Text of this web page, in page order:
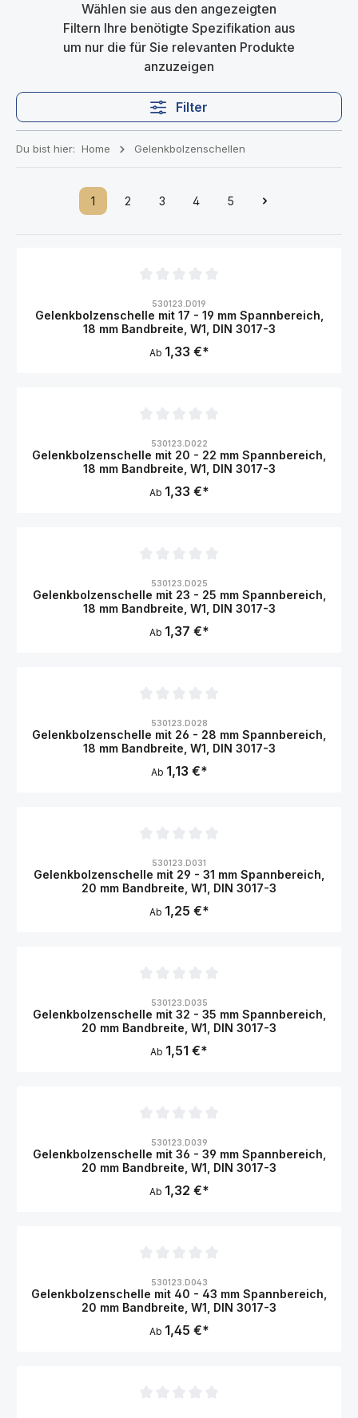
Wählen sie aus den angezeigten
Filtern Ihre benötigte Spezifikation aus
um nur die für Sie relevanten Produkte
anzuzeigen
Filter
Du bist hier: Home Gelenkbolzenschellen
1 2 3 4 5
530123.D019
Gelenkbolzenschelle mit 17 - 19 mm Spannbereich,
18 mm Bandbreite, W1, DIN 3017-3
Ab 1,33 €*
530123.D022
Gelenkbolzenschelle mit 20 - 22 mm Spannbereich,
18 mm Bandbreite, W1, DIN 3017-3
Ab 1,33 €*
530123.D025
Gelenkbolzenschelle mit 23 - 25 mm Spannbereich,
18 mm Bandbreite, W1, DIN 3017-3
Ab 1,37 €*
530123.D028
Gelenkbolzenschelle mit 26 - 28 mm Spannbereich,
18 mm Bandbreite, W1, DIN 3017-3
Ab 1,13 €*
530123.D031
Gelenkbolzenschelle mit 29 - 31 mm Spannbereich,
20 mm Bandbreite, W1, DIN 3017-3
Ab 1,25 €*
530123.D035
Gelenkbolzenschelle mit 32 - 35 mm Spannbereich,
20 mm Bandbreite, W1, DIN 3017-3
Ab 1,51 €*
530123.D039
Gelenkbolzenschelle mit 36 - 39 mm Spannbereich,
20 mm Bandbreite, W1, DIN 3017-3
Ab 1,32 €*
530123.D043
Gelenkbolzenschelle mit 40 - 43 mm Spannbereich,
20 mm Bandbreite, W1, DIN 3017-3
Ab 1,45 €*